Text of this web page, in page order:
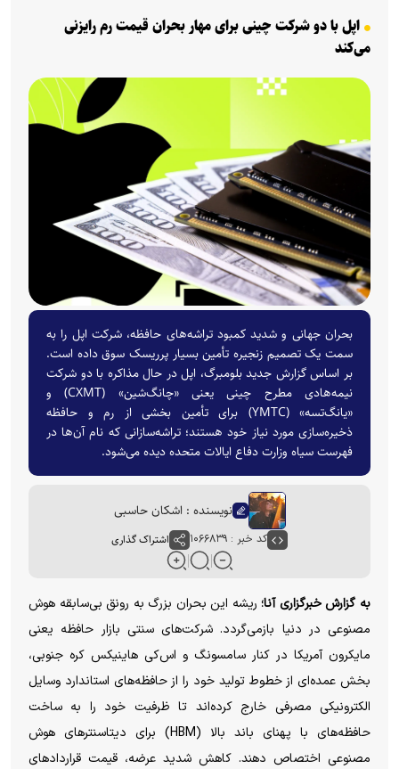
اپل با دو شرکت چینی برای مهار بحران قیمت رم رایزنی
می‌کند
بحران جهانی و شدید کمبود تراشه‌های حافظه، شرکت اپل را به
سمت یک تصمیم زنجیره تأمین بسیار پرریسک سوق داده است.
بر اساس گزارش جدید بلومبرگ، اپل در حال مذاکره با دو شرکت
نیمه‌هادی مطرح چینی یعنی «چانگ‌شین» (CXMT) و
«یانگ‌تسه» (YMTC) برای تأمین بخشی از رم و حافظه
ذخیره‌سازی مورد نیاز خود هستند؛ تراشه‌سازانی که نام آن‌ها در
فهرست سیاه وزارت دفاع ایالات متحده دیده می‌شود.
نویسنده : اشکان حاسبی
کد خبر : ۱۰۶۶۸۳۹ اشتراک گذاری
به گزارش خبرگزاری آنا؛ ریشه این بحران بزرگ به رونق بی‌سابقه هوش
مصنوعی در دنیا بازمی‌گردد. شرکت‌های سنتی بازار حافظه یعنی
مایکرون آمریکا در کنار سامسونگ و اس‌کی هاینیکس کره جنوبی،
بخش عمده‌ای از خطوط تولید خود را از حافظه‌های استاندارد وسایل
الکترونیکی مصرفی خارج کرده‌اند تا ظرفیت خود را به ساخت
حافظه‌های با پهنای باند بالا (HBM) برای دیتاسنتر‌های هوش
مصنوعی اختصاص دهند. کاهش شدید عرضه، قیمت قرارداد‌های